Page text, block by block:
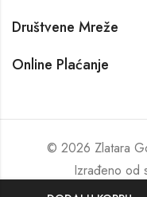
Društvene Mreže
Online Plaćanje
© 2026 Zlatara
Izrađeno od